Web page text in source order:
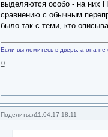
выделяются особо - на них
сравнению с обычным
было так с теми, кто
Если вы ломитесь в дверь, а она не
0
Поделиться11.04.17 18:11